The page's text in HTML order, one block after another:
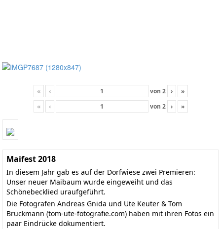
« ‹ von 2 ›
»
«
‹ von 2 › »
Maifest 2018
In diesem Jahr gab es auf der Dorfwiese zwei Premieren:
Unser neuer Maibaum wurde eingeweiht und das
Schönebecklied uraufgeführt.
Die Fotografen Andreas Gnida und Ute Keuter & Tom
Bruckmann (tom-ute-fotografie.com) haben mit ihren Fotos ein
paar Eindrücke dokumentiert.